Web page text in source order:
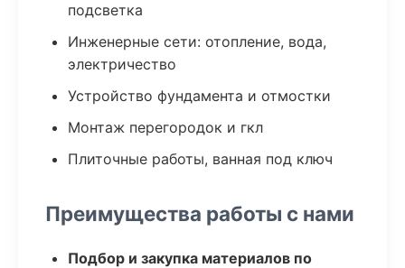
подсветка
Инженерные сети: отопление, вода,
электричество
Устройство фундамента и отмостки
Монтаж перегородок и гкл
Плиточные работы, ванная под ключ
Преимущества работы с нами
Подбор и закупка материалов по